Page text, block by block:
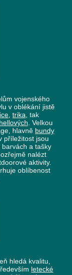
vojenského
v oblékání jistě
trika , tak
. Velkou
hlavně bundy
příležitost jsou
a tašky
nalézt
aktivity.
oblíbenost
hledá kvalitu,
letecké